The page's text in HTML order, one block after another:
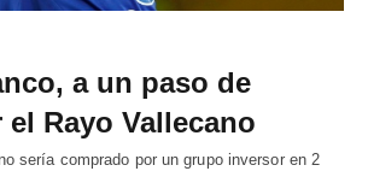
a un paso de
Rayo Vallecano
sería comprado por un grupo inversor en 2